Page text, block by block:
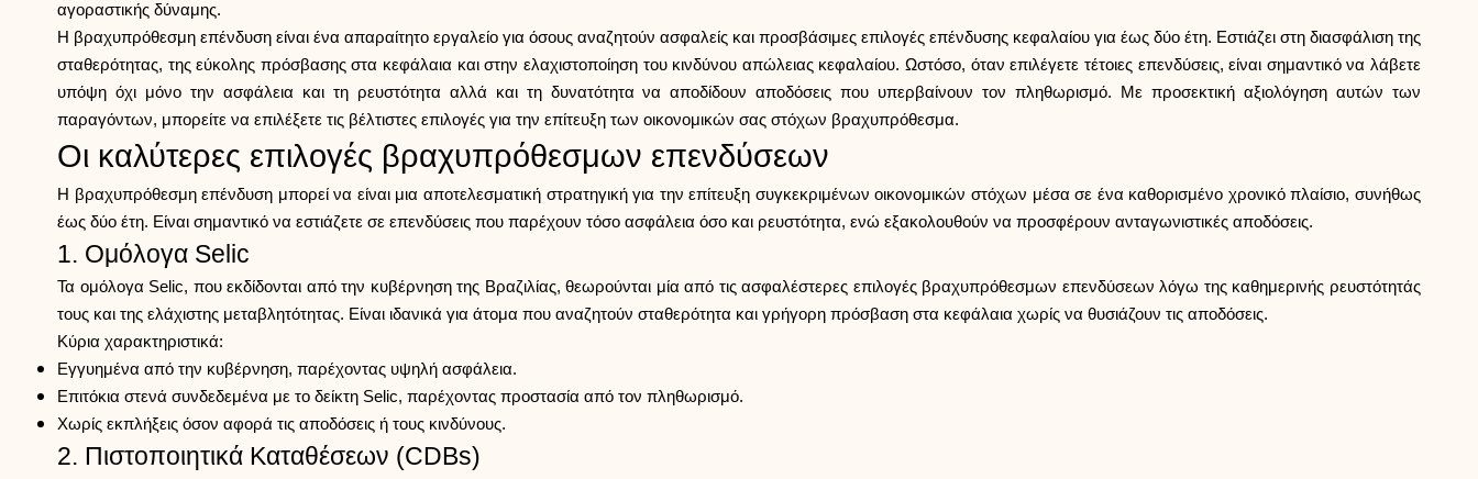
Ιστορικό γύρων
αγοραστικής δύναμης.
Η βραχυπρόθεσμη επένδυση είναι ένα απαραίτητο εργαλείο για όσους αναζητούν ασφαλείς και προσβάσιμες επιλογές επένδυσης κεφαλαίου για έως δύο έτη. Εστιάζει στη διασφάλιση της
σταθερότητας, της εύκολης πρόσβασης στα κεφάλαια και στην ελαχιστοποίηση του κινδύνου απώλειας κεφαλαίου. Ωστόσο, όταν επιλέγετε τέτοιες επενδύσεις, είναι σημαντικό να λάβετε
υπόψη όχι μόνο την ασφάλεια και τη ρευστότητα αλλά και τη δυνατότητα να αποδίδουν αποδόσεις που υπερβαίνουν τον πληθωρισμό. Με προσεκτική αξιολόγηση αυτών των
παραγόντων, μπορείτε να επιλέξετε τις βέλτιστες επιλογές για την επίτευξη των οικονομικών σας στόχων βραχυπρόθεσμα.
Οι καλύτερες επιλογές βραχυπρόθεσμων επενδύσεων
Η βραχυπρόθεσμη επένδυση μπορεί να είναι μια αποτελεσματική στρατηγική για την επίτευξη συγκεκριμένων οικονομικών στόχων μέσα σε ένα καθορισμένο χρονικό πλαίσιο, συνήθως
έως δύο έτη. Είναι σημαντικό να εστιάζετε σε επενδύσεις που παρέχουν τόσο ασφάλεια όσο και ρευστότητα, ενώ εξακολουθούν να προσφέρουν ανταγωνιστικές αποδόσεις.
1. Ομόλογα Selic
Τα ομόλογα Selic, που εκδίδονται από την κυβέρνηση της Βραζιλίας, θεωρούνται μία από τις ασφαλέστερες επιλογές βραχυπρόθεσμων επενδύσεων λόγω της καθημερινής ρευστότητάς
τους και της ελάχιστης μεταβλητότητας. Είναι ιδανικά για άτομα που αναζητούν σταθερότητα και γρήγορη πρόσβαση στα κεφάλαια χωρίς να θυσιάζουν τις αποδόσεις.
Κύρια χαρακτηριστικά:
Εγγυημένα από την κυβέρνηση, παρέχοντας υψηλή ασφάλεια.
Επιτόκια στενά συνδεδεμένα με το δείκτη Selic, παρέχοντας προστασία από τον πληθωρισμό.
Χωρίς εκπλήξεις όσον αφορά τις αποδόσεις ή τους κινδύνους.
2. Πιστοποιητικά Καταθέσεων (CDBs)